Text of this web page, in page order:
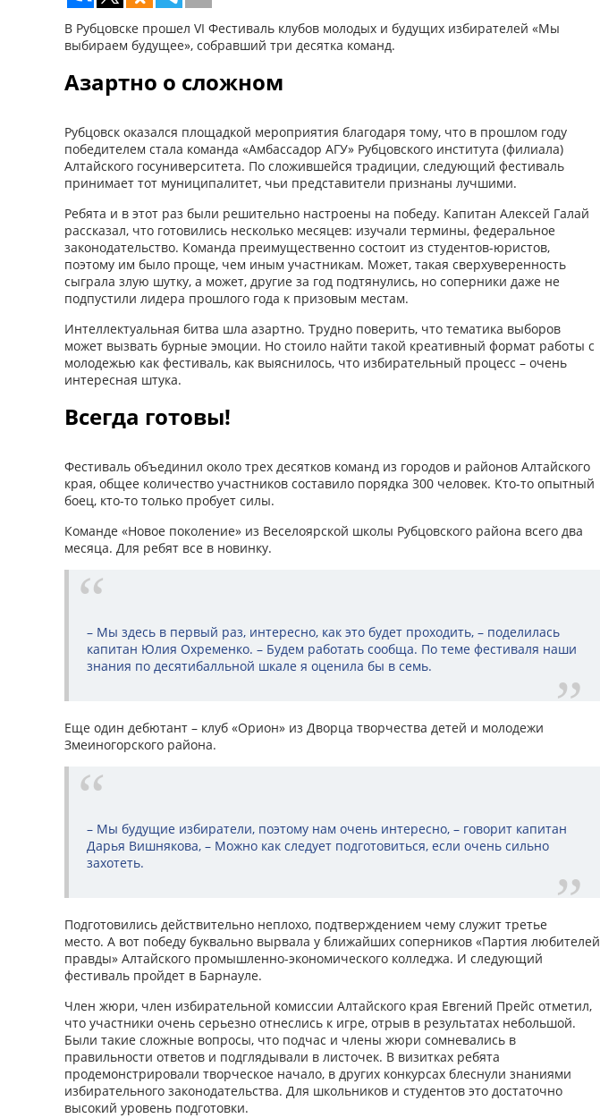
В Рубцовске прошел VI Фестиваль клубов молодых и будущих избирателей «Мы
выбираем будущее», собравший три десятка команд.
Азартно о сложном
Рубцовск оказался площадкой мероприятия благодаря тому, что в прошлом году
победителем стала команда «Амбассадор АГУ» Рубцовского института (филиала)
Алтайского госуниверситета. По сложившейся традиции, следующий фестиваль
принимает тот муниципалитет, чьи представители признаны лучшими.
Ребята и в этот раз были решительно настроены на победу. Капитан Алексей Галай
рассказал, что готовились несколько месяцев: изучали термины, федеральное
законодательство. Команда преимущественно состоит из студентов-юристов,
поэтому им было проще, чем иным участникам. Может, такая сверхуверенность
сыграла злую шутку, а может, другие за год подтянулись, но соперники даже не
подпустили лидера прошлого года к призовым местам.
Интеллектуальная битва шла азартно. Трудно поверить, что тематика выборов
может вызвать бурные эмоции. Но стоило найти такой креативный формат работы с
молодежью как фестиваль, как выяснилось, что избирательный процесс – очень
интересная штука.
Всегда готовы!
Фестиваль объединил около трех десятков команд из городов и районов Алтайского
края, общее количество участников составило порядка 300 человек. Кто-то опытный
боец, кто-то только пробует силы.
Команде «Новое поколение» из Веселоярской школы Рубцовского района всего два
месяца. Для ребят все в новинку.
– Мы здесь в первый раз, интересно, как это будет проходить, – поделилась
капитан Юлия Охременко. – Будем работать сообща. По теме фестиваля наши
знания по десятибалльной шкале я оценила бы в семь.
Еще один дебютант – клуб «Орион» из Дворца творчества детей и молодежи
Змеиногорского района.
– Мы будущие избиратели, поэтому нам очень интересно, – говорит капитан
Дарья Вишнякова, – Можно как следует подготовиться, если очень сильно
захотеть.
Подготовились действительно неплохо, подтверждением чему служит третье
место. А вот победу буквально вырвала у ближайших соперников «Партия любителей
правды» Алтайского промышленно-экономического колледжа. И следующий
фестиваль пройдет в Барнауле.
Член жюри, член избирательной комиссии Алтайского края Евгений Прейс отметил,
что участники очень серьезно отнеслись к игре, отрыв в результатах небольшой.
Были такие сложные вопросы, что подчас и члены жюри сомневались в
правильности ответов и подглядывали в листочек. В визитках ребята
продемонстрировали творческое начало, в других конкурсах блеснули знаниями
избирательного законодательства. Для школьников и студентов это достаточно
высокий уровень подготовки.